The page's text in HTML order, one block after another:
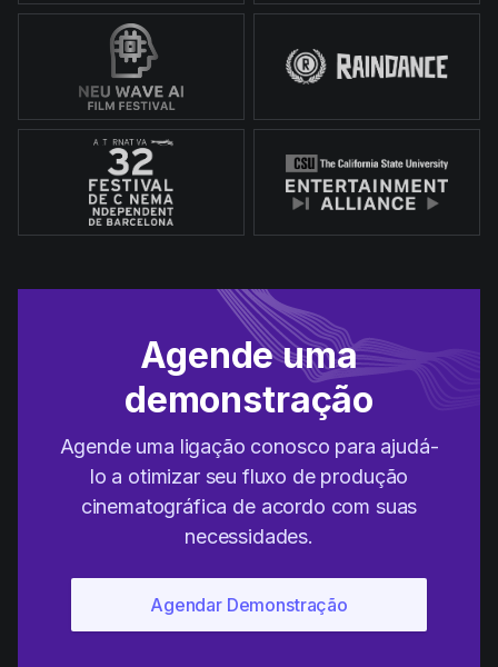
Agende uma
demonstração
Agende uma ligação conosco para ajudá-
lo a otimizar seu fluxo de produção
cinematográfica de acordo com suas
necessidades.